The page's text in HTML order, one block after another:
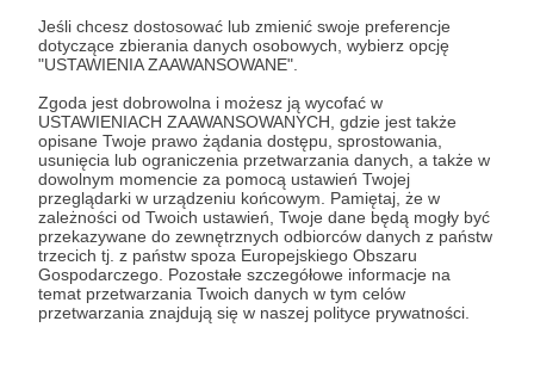
Jeśli chcesz dostosować lub zmienić swoje preferencje
dotyczące zbierania danych osobowych, wybierz opcję
"USTAWIENIA ZAAWANSOWANE".
Zgoda jest dobrowolna i możesz ją wycofać w
USTAWIENIACH ZAAWANSOWANYCH, gdzie jest także
opisane Twoje prawo żądania dostępu, sprostowania,
usunięcia lub ograniczenia przetwarzania danych, a także w
dowolnym momencie za pomocą ustawień Twojej
przeglądarki w urządzeniu końcowym. Pamiętaj, że w
zależności od Twoich ustawień, Twoje dane będą mogły być
przekazywane do zewnętrznych odbiorców danych z państw
trzecich tj. z państw spoza Europejskiego Obszaru
Gospodarczego. Pozostałe szczegółowe informacje na
temat przetwarzania Twoich danych w tym celów
przetwarzania znajdują się w naszej polityce prywatności.
11.03.2026 Brak komentarzy